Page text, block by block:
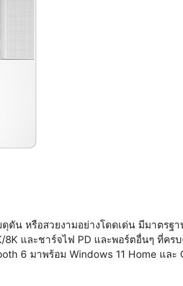
ดัน หรือสวยงามอย่างโดดเด่น มีมาตรฐา
และชาร์จไฟ PD และพอร์ตอื่นๆ ที่คร
6 มาพร้อม Windows 11 Home และ